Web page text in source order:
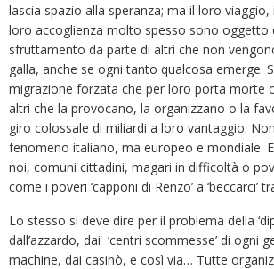
lascia spazio alla speranza; ma il loro
loro accoglienza molto spesso sono oggetto
sfruttamento da parte di altri che non
galla, anche se ogni tanto qualcosa emerge.
migrazione forzata che per loro porta morte
altri che la provocano, la organizzano o la
giro colossale di miliardi a loro vantaggio.
fenomeno italiano, ma europeo e mondiale.
noi, comuni cittadini, magari in difficoltà o
come i poveri ‘capponi di Renzo’ a ‘beccarci’
Lo stesso si deve dire per il problema della
dall’azzardo, dai ‘centri scommesse’ di ogni
machine, dai casinò, e così via… Tutte